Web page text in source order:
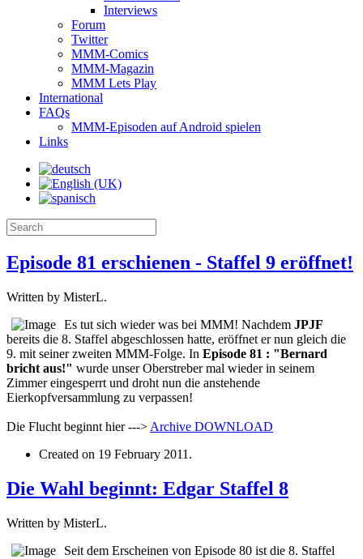
Interviews
Forum
Twitter
MMM-Comics
MMM-Magazin
MMM Lets Play
International
FAQs
MMM-Episoden auf Android spielen
Links
Episode 81 erschienen - Staffel 9 eröffnet!
Written by MisterL.
Es tut sich wieder was bei MMM! Nachdem JPJF
bereits die 8. Staffel abgeschlossen hatte, eröffnet er nun gleich die
9. mit seiner zweiten MMM-Folge. In Episode 81 : "Bernard
bricht aus!" wurde unser Oberstreber mal wieder in seinem
Zimmer eingesperrt und droht nun die anstehende
Eierkopfversammlung zu verpassen!
Die Flucht beginnt hier ---> Archive DOWNLOAD
Created on 19 February 2011 .
Die Wahl beginnt: Edgar Staffel 8
Written by MisterL.
Seit dem Erscheinen von Episode 80 ist die 8. Staffel